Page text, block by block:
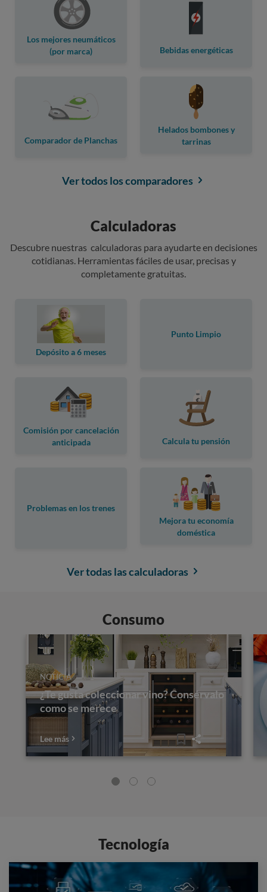
Los mejores neumáticos
(por marca)
Bebidas energéticas
Comparador de Planchas
Helados bombones y
tarrinas
Ver todos los comparadores
Calculadoras
Descubre nuestras calculadoras para ayudarte en decisiones
cotidianas. Herramientas fáciles de usar, precisas y
completamente gratuitas.
Depósito a 6 meses
Punto Limpio
Comisión por cancelación
anticipada
Calcula tu pensión
Problemas en los trenes
Mejora tu economía
doméstica
Ver todas las calculadoras
Consumo
NOTICIA
¿Te gusta coleccionar vino? Consérvalo
como se merece
Lee más
Tecnología